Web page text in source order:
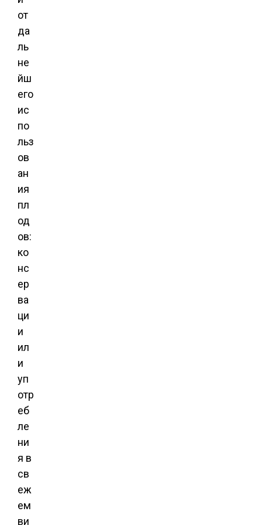
от
да
ль
не
йш
его
ис
по
льз
ов
ан
ия
пл
од
ов:
ко
нс
ер
ва
ци
и
ил
и
уп
отр
еб
ле
ни
я в
св
еж
ем
ви